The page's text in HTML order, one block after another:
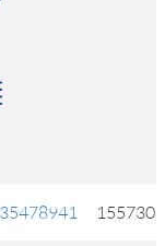
155730